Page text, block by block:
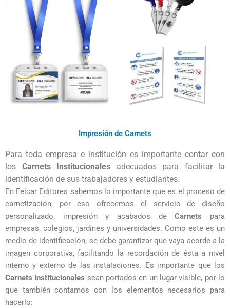
Impresión de Carnets
Para toda empresa e institución es importante contar con
los Carnets Institucionales adecuados para facilitar la
identificación de sus trabajadores y estudiantes.
En Felcar Editores sabemos lo importante que es el proceso de
carnetización, por eso ofrecemos el servicio de diseño
personalizado, impresión y acabados deCarnets para
empresas, colegios, jardines y universidades. Como este es un
medio de identificación, se debe garantizar que vaya acorde a la
imagen corporativa, facilitando la recordación de ésta a nivel
interno y externo de las instalaciones. Es importante que los
Carnets Institucionales sean portados en un lugar visible, por lo
que también contamos con los elementos necesarios para
hacerlo: